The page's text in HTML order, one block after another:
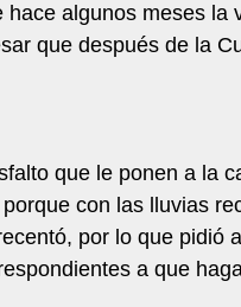
hace algunos meses la
que después de la
que le ponen a la
con las lluvias
por lo que pidió
a que